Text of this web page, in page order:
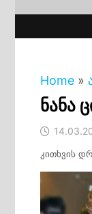
Home »
ნანა
კითხვის